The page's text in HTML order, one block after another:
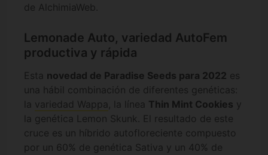
de AlchimiaWeb.
Lemonade Auto, variedad AutoFem
productiva y rápida
Esta novedad de Paradise Seeds para 2022 es
una hábil combinación de diferentes genéticas:
la variedad Wappa , la línea Thin Mint Cookies y
la genética Lemon Skunk. El resultado de este
cruce es un híbrido autofloreciente compuesto
por un 60% de genética Sativa y un 40% de